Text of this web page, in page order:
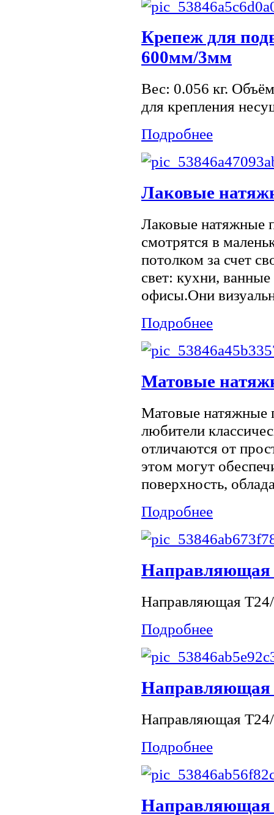
Крепеж для
600мм/3мм
Вес: 0.056 кг.
для крепления
Подробнее
Лаковые
Лаковые натяжные
смотрятся в
потолком за счет
свет: кухни,
офисы.Они
Подробнее
Матовые
Матовые натяжные
любители
отличаются от
этом могут
поверхность,
Подробнее
Направляющая
Направляющая
Подробнее
Направляющая
Направляющая
Подробнее
Направляющая